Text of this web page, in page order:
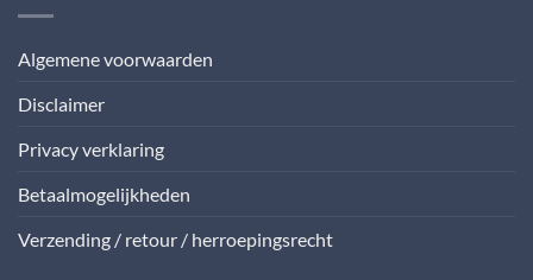
Algemene voorwaarden
Disclaimer
Privacy verklaring
Betaalmogelijkheden
Verzending / retour / herroepingsrecht